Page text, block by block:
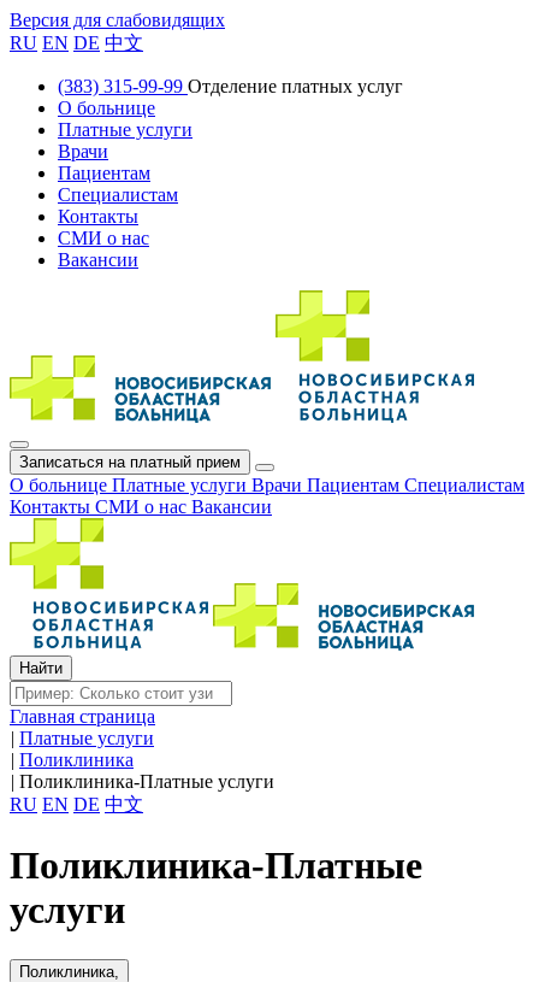
Версия для слабовидящих
RU EN DE 中文
(383) 315-99-99 Отделение платных услуг
О больнице
Платные услуги
Врачи
Пациентам
Специалистам
Контакты
СМИ о нас
Вакансии
Записаться на платный прием
О больнице Платные услуги Врачи Пациентам Специалистам
Контакты СМИ о нас Вакансии
Главная страница
| Платные услуги
| Поликлиника
| Поликлиника-Платные услуги
RU EN DE 中文
Поликлиника-Платные
услуги
Поликлиника,